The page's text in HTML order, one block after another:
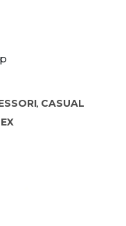
, CASUAL